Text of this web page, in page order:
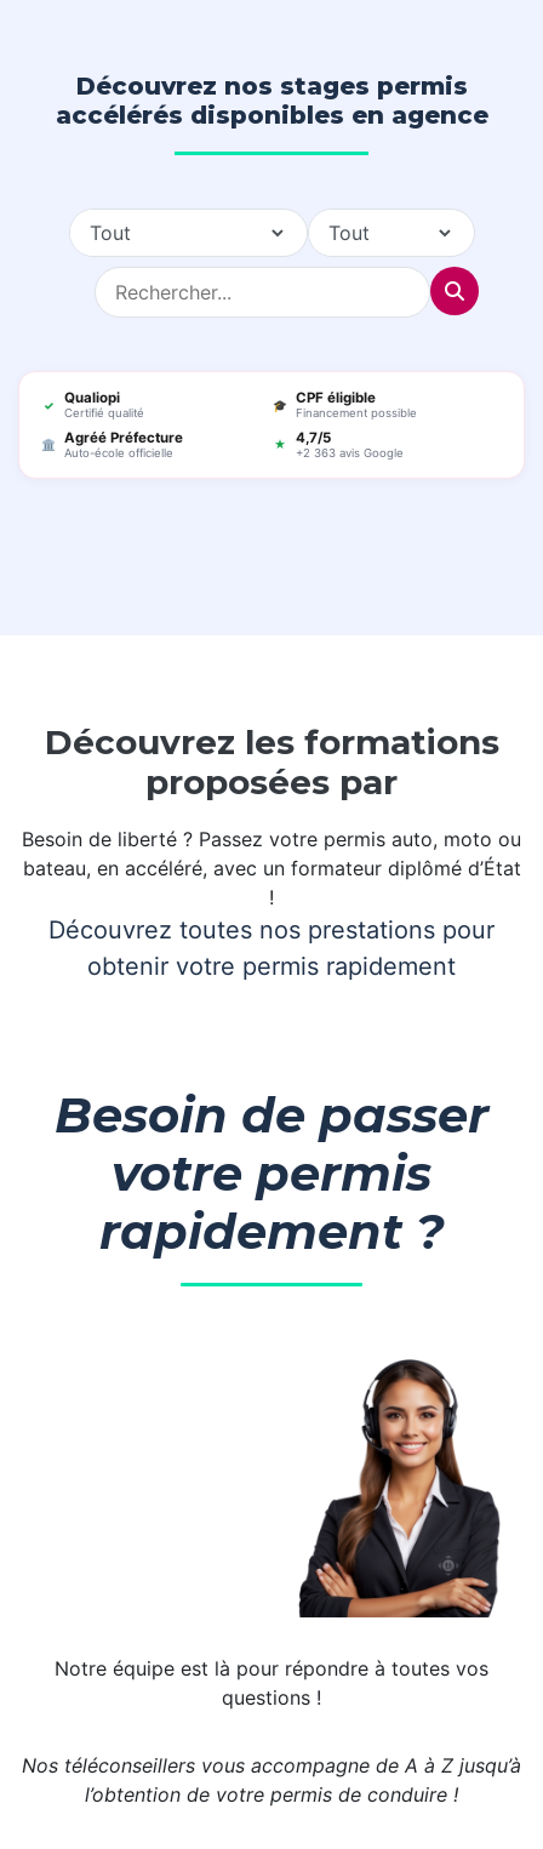
Découvrez nos stages permis
accélérés disponibles en agence
✓ Qualiopi
Certifié qualité
🎓 CPF éligible
Financement possible
🏛 Agréé Préfecture
Auto-école officielle
★ 4,7/5
+2 363 avis Google
Découvrez les formations
proposées par
Besoin de liberté ? Passez votre permis auto, moto ou
bateau, en accéléré, avec un formateur diplômé d’État
!
Découvrez toutes nos prestations pour
obtenir votre permis rapidement
Besoin de passer
votre permis
rapidement ?
Notre équipe est là pour répondre à toutes vos
questions !
Nos téléconseillers vous accompagne de A à Z jusqu’à
l’obtention de votre permis de conduire !